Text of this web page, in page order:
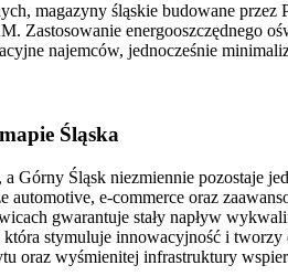
magazyny śląskie budowane
energooszczędnego
najemców, jednocześnie
Śląska
Śląsk niezmiennie pozostaje
automotive, e-commerce oraz
gwarantuje stały napływ
stymuluje innowacyjność i
oraz wyśmienitej infrastruktury